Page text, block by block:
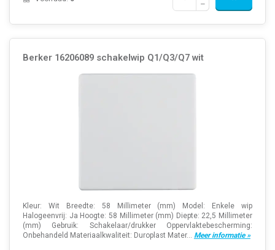
Berker 16206089 schakelwip Q1/Q3/Q7 wit
Kleur: Wit Breedte: 58 Millimeter (mm) Model: Enkele wip
Halogeenvrij: Ja Hoogte: 58 Millimeter (mm) Diepte: 22,5 Millimeter
(mm) Gebruik: Schakelaar/drukker Oppervlaktebescherming:
Onbehandeld Materiaalkwaliteit: Duroplast Mater... Meer informatie »